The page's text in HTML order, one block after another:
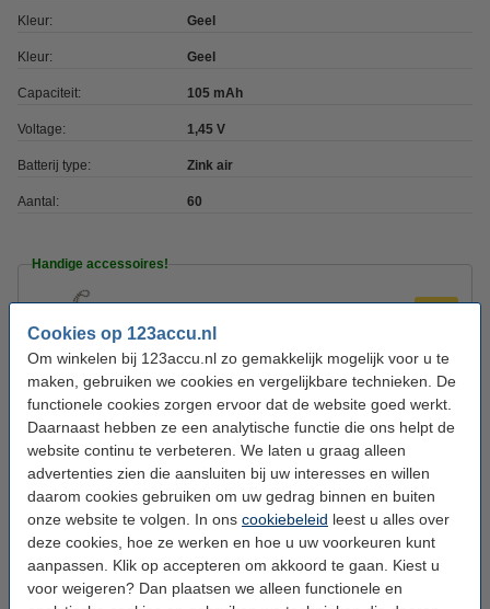
Cookies op 123accu.nl
Om winkelen bij 123accu.nl zo gemakkelijk mogelijk voor u te
maken, gebruiken we cookies en vergelijkbare technieken. De
functionele cookies zorgen ervoor dat de website goed werkt.
Daarnaast hebben ze een analytische functie die ons helpt de
website continu te verbeteren. We laten u graag alleen
advertenties zien die aansluiten bij uw interesses en willen
daarom cookies gebruiken om uw gedrag binnen en buiten
onze website te volgen. In ons cookiebeleid leest u alles over
deze cookies, hoe ze werken en hoe u uw voorkeuren kunt
aanpassen. Klik op accepteren om akkoord te gaan. Kiest u
voor weigeren? Dan plaatsen we alleen functionele en
Kleur: Geel
Kleur: Geel
Capaciteit: 105 mAh
Voltage: 1,45 V
Batterij type: Zink air
Aantal: 60
Handige accessoires!
€ 2,95
Rayovac magneetpen
€ 3,95
Gehoorbatterij Tester
Dit product vervangt partnummers:
10A
10AE
L10ZA
ME10Z